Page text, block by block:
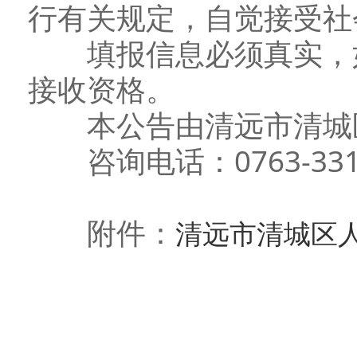
行有关规定，自觉接受
填报信息必须真实，
接收资格。
本公告由清远市清城
咨询电话：0763-
附件： 清远市清城区